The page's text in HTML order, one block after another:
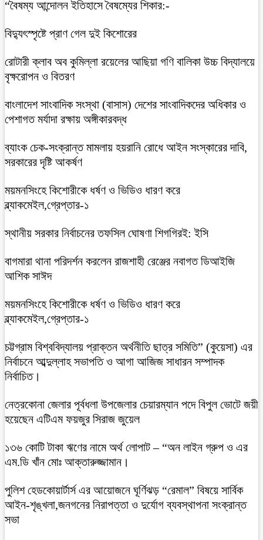
“বৈষম্য আন্দোলন ইতিহাসে বৈষম্যের শিকার:-
বিদ্যুৎস্পৃষ্টে প্রাণ গেল দুই কিশোরের
রোটারী ক্লাব অব কুমিল্লা রয়েলের আছিয়া গণি বালিকা উচ্চ বিদ্যালয়ে
বৃক্ষরোপন ও বিতরণ
বাংলাদেশ সাংবাদিক সংস্থা (বাসাস) দেশের সাংবাদিকদের অধিকার ও
পেশাগত মর্যাদা রক্ষায় অঙ্গীকারবদ্ধ
ব্যাংক চেক-সংক্রান্ত মামলায় হয়রানি রোধে আইন সংস্কারের দাবি,
সরকারের দৃষ্টি আকর্ষণ
ময়মনসিংহে কিশোরীকে ধর্ষণ ও ভিডিও ধারণ করে
ব্ল্যাকমেইল,গ্রেপ্তার-১
স্থানীয় সরকার নির্বাচনের তফসিল ঘোষণা শিগগিরই: ইসি
বাগমারা থানা পরিদর্শন করলেন রাজশাহী রেঞ্জের নবাগত ডিআইজি
আশিক সাঈদ
ময়মনসিংহে কিশোরীকে ধর্ষণ ও ভিডিও ধারণ করে
ব্ল্যাকমেইল,গ্রেপ্তার-১
চট্টগ্রাম বিশ্ববিদ্যালয় প্রাক্তন অর্থনীতি ছাত্র সমিতি” (কুয়েসা) এর
নির্বাচনে আব্দুল্লাহ সভাপতি ও আগা আজিজ সাধারন সম্পাদক
নির্বাচিত।
নেত্রকোনা জেলার পূর্বধলা উপজেলার চেয়ারম্যান পদে বিপুল ভোটে জয়ী
হয়েছেন এটিএম ফয়জুর সিরাজ জুয়েল
১৩৬ কোটি টাকা ঋণের নামে অর্থ লোপাট – “অন লাইন গ্রুপ ও এর
এম.ডি খাঁন মোঃ আক্তারুজ্জামান।
পুলিশ হেডকোয়ার্টার্স এর আয়োজনে ঘূর্ণিঝড় “রেমাল” বিষয়ে সার্বিক
আইন-শৃঙ্খলা,জনগনের নিরাপত্তা ও দুর্যোগ ব্যবস্থাপনা সংক্রান্ত
সভা